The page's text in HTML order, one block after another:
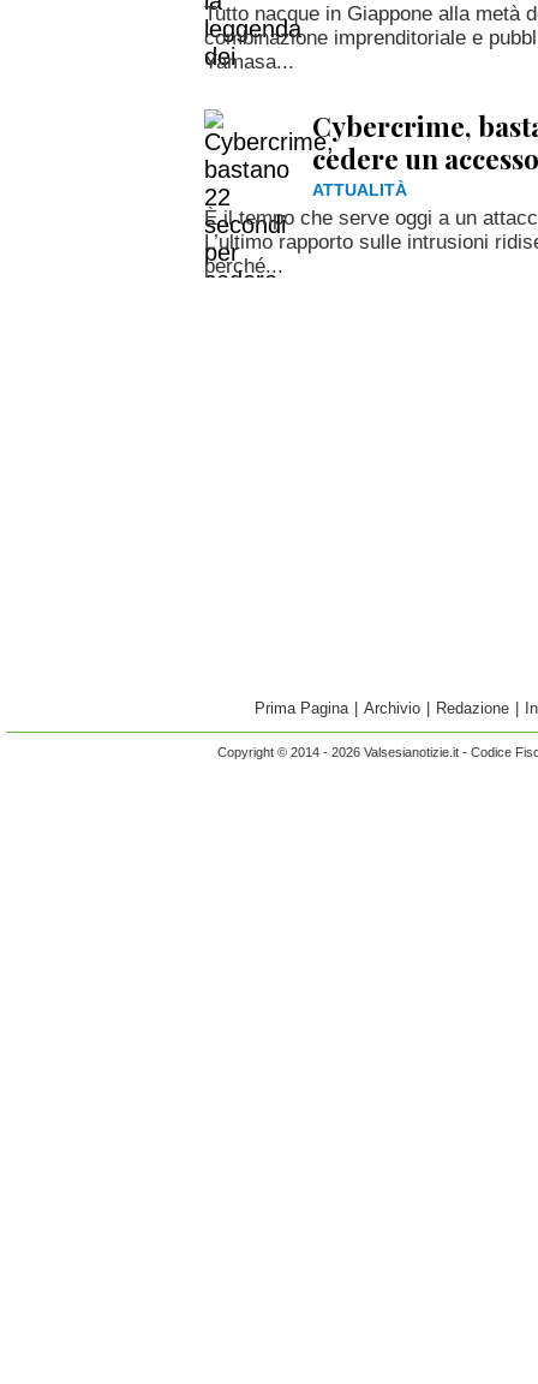
Tutto nacque in Giappone alla metà
combinazione imprenditoriale e
Yamasa...
Cybercrime,
cedere un
ATTUALITÀ
È il tempo che serve oggi a un
L’ultimo rapporto sulle intrusioni
perché...
Prima Pagina Archivio Redazione
Copyright © 2014 - 2026 Valsesianotizie.it - Codice